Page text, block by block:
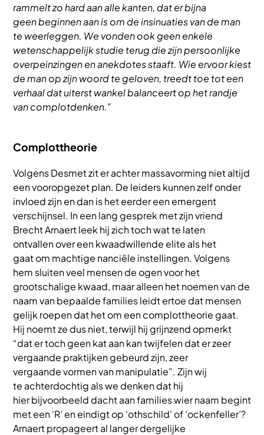
rammelt zo hard aan alle kanten, dat er bijna
geen beginnen aan is om de insinuaties van de man
te weerleggen. We vonden ook geen enkele
wetenschappelijk studie terug die zijn persoonlijke
overpeinzingen en anekdotes staaft. Wie ervoor kiest
de man op zijn woord te geloven, treedt toe tot een
verhaal dat uiterst wankel balanceert op het randje
van complotdenken.”
Complottheorie
Volgens Desmet zit er achter massavorming niet altijd
een vooropgezet plan. De leiders kunnen zelf onder
invloed zijn en dan is het eerder een emergent
verschijnsel. In een lang gesprek met zijn vriend
Brecht Arnaert leek hij zich toch wat te laten
ontvallen over een kwaadwillende elite als het
gaat om machtige nanciële instellingen. Volgens
hem sluiten veel mensen de ogen voor het
grootschalige kwaad, maar alleen het noemen van de
naam van bepaalde families leidt ertoe dat mensen
gelijk roepen dat het om een complottheorie gaat.
Hij noemt ze dus niet, terwijl hij grijnzend opmerkt
“dat er toch geen kat aan kan twijfelen dat er zeer
vergaande praktijken gebeurd zijn, zeer
vergaande vormen van manipulatie”. Zijn wij
te achterdochtig als we denken dat hij
hier bijvoorbeeld dacht aan families wier naam begint
met een ‘R’ en eindigt op ‘othschild’ of ‘ockenfeller’?
Arnaert propageert al langer dergelijke